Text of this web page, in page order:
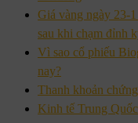
Giá vàng ngày 23-
sau khi chạm đỉnh
Vì sao cổ phiếu
nay?
Thanh khoản
Kinh tế Trung